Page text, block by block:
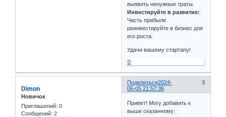
выявить ненужные траты.
Инвестируйте в развитие:
Часть прибыли
реинвестируйте в бизнес для
его роста.
Удачи вашему стартапу!
0
Поделиться 3
2024-
06-05 21:57:36
Dimon
Новичок
Приглашений: 0
Сообщений: 2
Привет! Могу добавить к
выше сказанному: